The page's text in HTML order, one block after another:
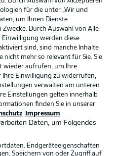
Liveticker
Gruppe GmbH
für die unter „Wir und
um Ihnen Dienste
Durch Auswahl von Alle
werden diese
sind, sind manche Inhalte
nicht mehr so relevant für Sie. Sie
wieder aufrufen, um Ihre
Ihre Einwilligung zu widerrufen,
verwalten am unteren
Einstellungen gelten innerhalb
finden Sie in unserer
Impressum
Daten, um Folgendes
Endgeräteeigenschaften
Speichern von oder Zugriff auf